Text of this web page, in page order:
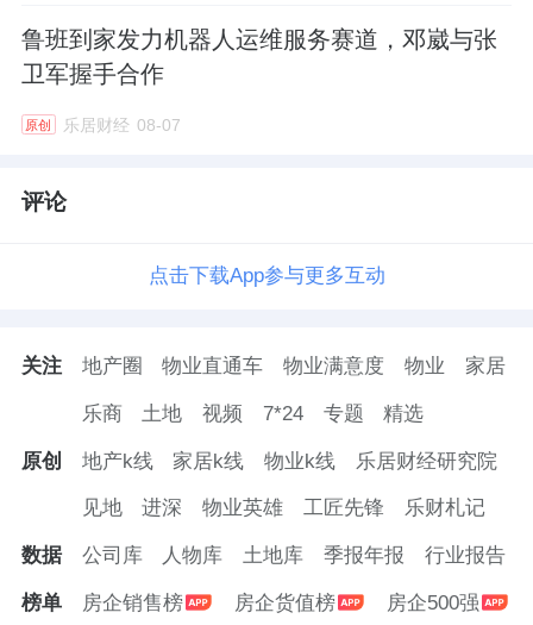
鲁班到家发力机器人运维服务赛道，邓崴与张
卫军握手合作
原创 乐居财经 08-07
评论
点击下载App参与更多互动
关注 地产圈 物业直通车 物业满意度 物业 家居
乐商 土地 视频 7*24 专题 精选
原创 地产k线 家居k线 物业k线 乐居财经研究院
见地 进深 物业英雄 工匠先锋 乐财札记
数据 公司库 人物库 土地库 季报年报 行业报告
榜单 房企销售榜 房企货值榜 房企500强